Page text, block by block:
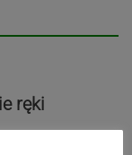
ręki